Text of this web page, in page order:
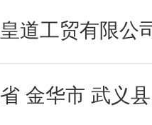
道工贸有限公
金华市 武义